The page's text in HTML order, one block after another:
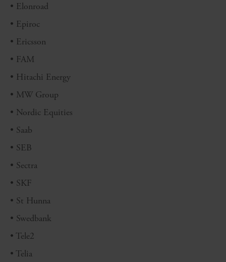
• Elonroad
• Epiroc
• Ericsson
• FAM
• Hitachi Energy
• MW Group
• Nordic Equities
• Saab
• SEB
• Sectra
• SKF
• St Hunna
• Swedbank
• Tele2
• Telia